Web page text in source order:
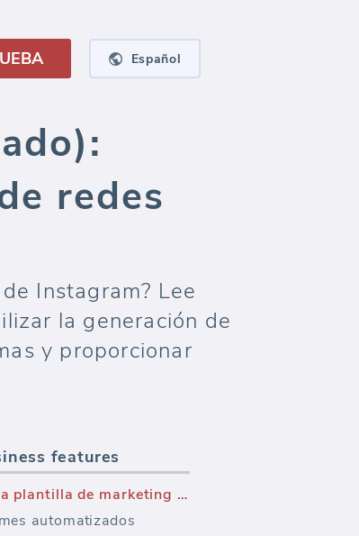
Español
redes
Instagram? Lee
la generación de
y proporcionar
features
Nueva plantilla de marketing — Resumen de IG - Informe (Depreciado)
automatizados